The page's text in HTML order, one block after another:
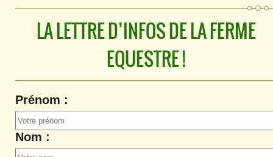
LA LETTRE D’INFOS DE LA FERME
EQUESTRE !
Prénom :
Nom :